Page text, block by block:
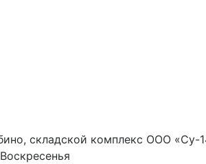
складской комплекс ООО «Су-